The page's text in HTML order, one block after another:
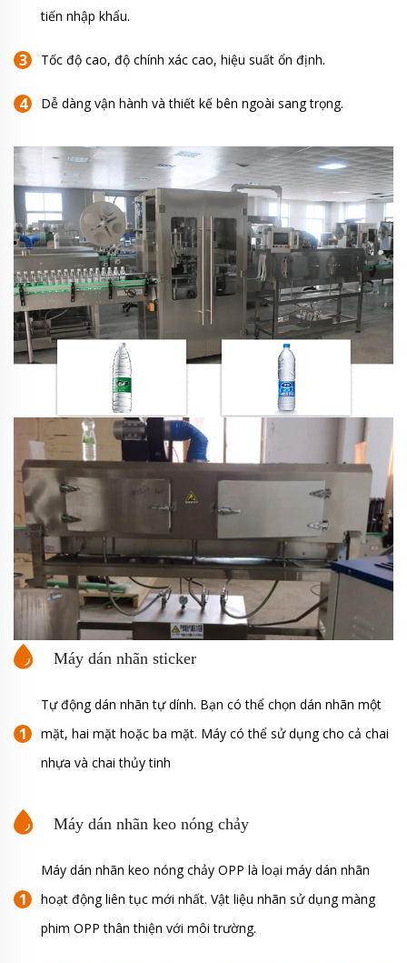
tiến nhập khẩu.
Tốc độ cao, độ chính xác cao, hiệu suất ổn định.
Dễ dàng vận hành và thiết kế bên ngoài sang trọng.
Máy dán nhãn sticker
Tự động dán nhãn tự dính. Bạn có thể chọn dán nhãn một
mặt, hai mặt hoặc ba mặt. Máy có thể sử dụng cho cả chai
nhựa và chai thủy tinh
Máy dán nhãn keo nóng chảy
Máy dán nhãn keo nóng chảy OPP là loại máy dán nhãn
hoạt động liên tục mới nhất. Vật liệu nhãn sử dụng màng
phim OPP thân thiện với môi trường.